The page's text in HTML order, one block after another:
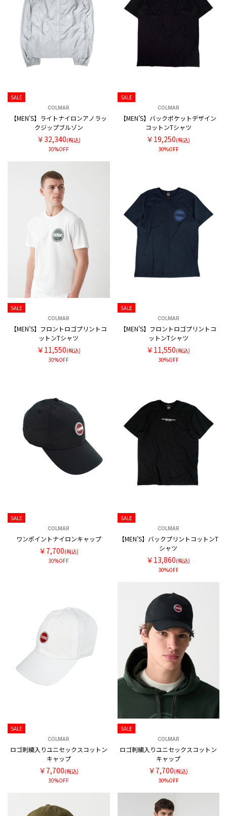
SALE
COLMAR
【MEN’S】ライトナイロンアノラッ
クジップブルゾン
￥32,340(税込)
30%OFF
SALE
COLMAR
【MEN’S】バックポケットデザイン
コットンTシャツ
￥19,250(税込)
30%OFF
SALE
COLMAR
【MEN’S】フロントロゴプリントコ
ットンTシャツ
￥11,550(税込)
30%OFF
SALE
COLMAR
【MEN’S】フロントロゴプリントコ
ットンTシャツ
￥11,550(税込)
30%OFF
SALE
COLMAR
ワンポイントナイロンキャップ
￥7,700(税込)
30%OFF
SALE
COLMAR
【MEN’S】バックプリントコットンT
シャツ
￥13,860(税込)
30%OFF
SALE
COLMAR
ロゴ刺繍入りユニセックスコットン
キャップ
￥7,700(税込)
30%OFF
SALE
COLMAR
ロゴ刺繍入りユニセックスコットン
キャップ
￥7,700(税込)
30%OFF